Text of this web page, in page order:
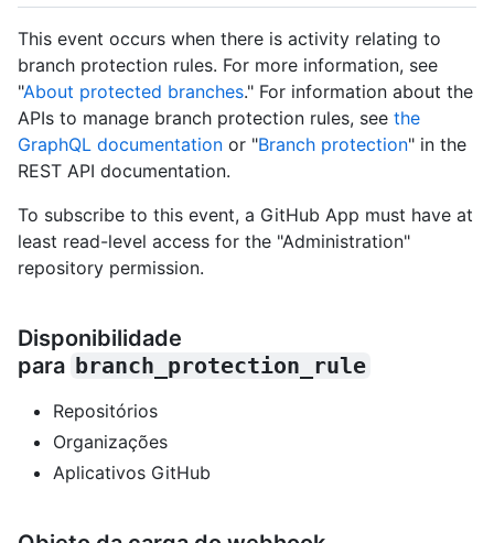
This event occurs when there is activity relating to
branch protection rules. For more information, see
"About protected branches." For information about the
APIs to manage branch protection rules, see the
GraphQL documentation or "Branch protection" in the
REST API documentation.
To subscribe to this event, a GitHub App must have at
least read-level access for the "Administration"
repository permission.
Disponibilidade
para branch_protection_rule
Repositórios
Organizações
Aplicativos GitHub